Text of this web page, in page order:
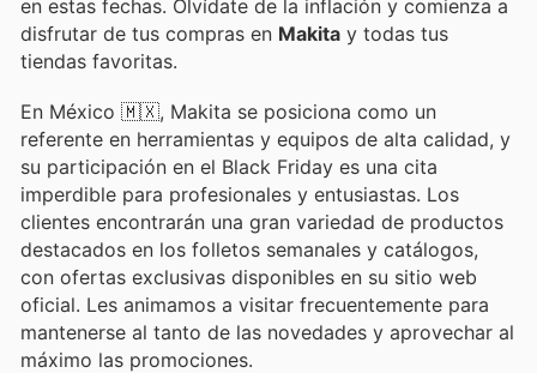
en estas fechas. Olvídate de la inflación y comienza a
disfrutar de tus compras en Makita y todas tus
tiendas favoritas.
En México 🇲🇽, Makita se posiciona como un
referente en herramientas y equipos de alta calidad, y
su participación en el Black Friday es una cita
imperdible para profesionales y entusiastas. Los
clientes encontrarán una gran variedad de productos
destacados en los folletos semanales y catálogos,
con ofertas exclusivas disponibles en su sitio web
oficial. Les animamos a visitar frecuentemente para
mantenerse al tanto de las novedades y aprovechar al
máximo las promociones.